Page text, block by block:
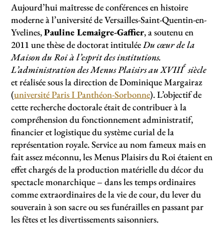
Aujourd’hui maîtresse de conférences en histoire
moderne à l’université de Versailles-Saint-Quentin-en-
Yvelines,Pauline Lemaigre-Gaffier, a soutenu en
2011 une thèse de doctorat intituléeDu cœur de la
Maison du Roi à l’esprit des institutions.
L’administration des Menus Plaisirs au XVIIIesiècle
et réalisée sous la direction de Dominique Margairaz
(université Paris I Panthéon-Sorbonne). L’objectif de
cette recherche doctorale était de contribuer à la
compréhension du fonctionnement administratif,
financier et logistique du système curial de la
représentation royale. Service au nom fameux mais en
fait assez méconnu, les Menus Plaisirs du Roi étaient en
effet chargés de la production matérielle du décor du
spectacle monarchique – dans les temps ordinaires
comme extraordinaires de la vie de cour, du lever du
souverain à son sacre ou ses funérailles en passant par
les fêtes et les divertissements saisonniers.